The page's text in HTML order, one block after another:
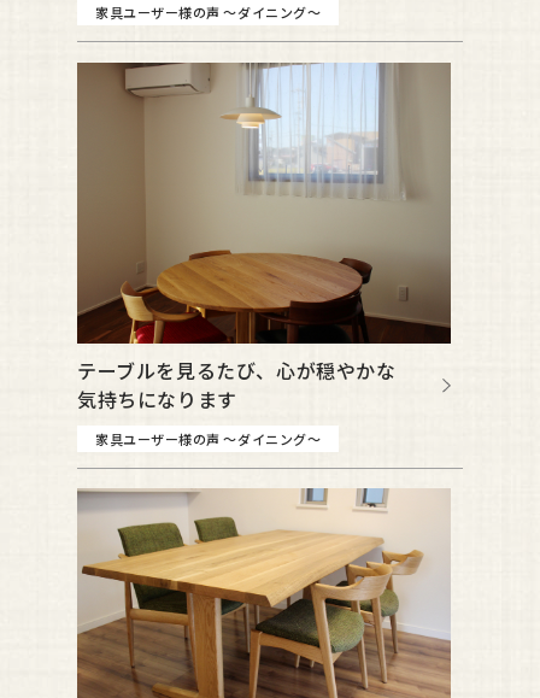
家具ユーザー様の声 ～ダイニング～
テーブルを見るたび、心が穏やかな
気持ちになります
家具ユーザー様の声 ～ダイニング～